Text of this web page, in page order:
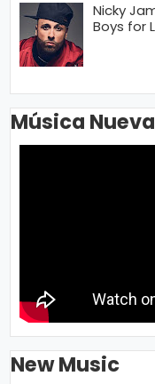
Nicky
Boys for
Música Nueva
New Music